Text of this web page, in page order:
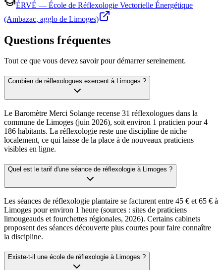
ÉRVÉ — École de Réflexologie Vectorielle Énergétique
(Ambazac, agglo de Limoges)
Questions fréquentes
Tout ce que vous devez savoir pour démarrer sereinement.
Combien de réflexologues exercent à Limoges ?
Le Baromètre Merci Solange recense 31 réflexologues dans la
commune de Limoges (juin 2026), soit environ 1 praticien pour 4
186 habitants. La réflexologie reste une discipline de niche
localement, ce qui laisse de la place à de nouveaux praticiens
visibles en ligne.
Quel est le tarif d'une séance de réflexologie à Limoges ?
Les séances de réflexologie plantaire se facturent entre 45 € et 65 € à
Limoges pour environ 1 heure (sources : sites de praticiens
limougeauds et fourchettes régionales, 2026). Certains cabinets
proposent des séances découverte plus courtes pour faire connaître
la discipline.
Existe-t-il une école de réflexologie à Limoges ?